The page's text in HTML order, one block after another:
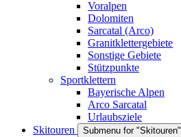
Voralpen
Dolomiten
Sarcatal (Arco)
Granitklettergebiete
Sonstige Gebiete
Stützpunkte
Sportklettern
Bayerische Alpen
Arco Sarcatal
Urlaubsziele
Skitouren
Submenu for "Skitouren"